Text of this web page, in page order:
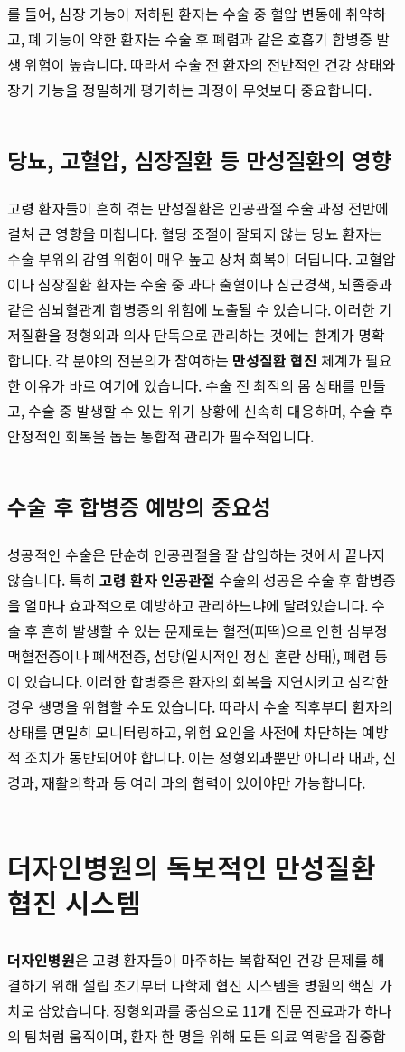
를 들어, 심장 기능이 저하된 환자는 수술 중 혈압 변동에 취약하
고, 폐 기능이 약한 환자는 수술 후 폐렴과 같은 호흡기 합병증 발
생 위험이 높습니다. 따라서 수술 전 환자의 전반적인 건강 상태와
장기 기능을 정밀하게 평가하는 과정이 무엇보다 중요합니다.
당뇨, 고혈압, 심장질환 등 만성질환의 영향
고령 환자들이 흔히 겪는 만성질환은 인공관절 수술 과정 전반에
걸쳐 큰 영향을 미칩니다. 혈당 조절이 잘되지 않는 당뇨 환자는
수술 부위의 감염 위험이 매우 높고 상처 회복이 더딥니다. 고혈압
이나 심장질환 환자는 수술 중 과다 출혈이나 심근경색, 뇌졸중과
같은 심뇌혈관계 합병증의 위험에 노출될 수 있습니다. 이러한 기
저질환을 정형외과 의사 단독으로 관리하는 것에는 한계가 명확
합니다. 각 분야의 전문의가 참여하는 만성질환 협진 체계가 필요
한 이유가 바로 여기에 있습니다. 수술 전 최적의 몸 상태를 만들
고, 수술 중 발생할 수 있는 위기 상황에 신속히 대응하며, 수술 후
안정적인 회복을 돕는 통합적 관리가 필수적입니다.
수술 후 합병증 예방의 중요성
성공적인 수술은 단순히 인공관절을 잘 삽입하는 것에서 끝나지
않습니다. 특히 고령 환자 인공관절 수술의 성공은 수술 후 합병증
을 얼마나 효과적으로 예방하고 관리하느냐에 달려있습니다. 수
술 후 흔히 발생할 수 있는 문제로는 혈전(피떡)으로 인한 심부정
맥혈전증이나 폐색전증, 섬망(일시적인 정신 혼란 상태), 폐렴 등
이 있습니다. 이러한 합병증은 환자의 회복을 지연시키고 심각한
경우 생명을 위협할 수도 있습니다. 따라서 수술 직후부터 환자의
상태를 면밀히 모니터링하고, 위험 요인을 사전에 차단하는 예방
적 조치가 동반되어야 합니다. 이는 정형외과뿐만 아니라 내과, 신
경과, 재활의학과 등 여러 과의 협력이 있어야만 가능합니다.
더자인병원의 독보적인 만성질환
협진 시스템
더자인병원은 고령 환자들이 마주하는 복합적인 건강 문제를 해
결하기 위해 설립 초기부터 다학제 협진 시스템을 병원의 핵심 가
치로 삼았습니다. 정형외과를 중심으로 11개 전문 진료과가 하나
의 팀처럼 움직이며, 환자 한 명을 위해 모든 의료 역량을 집중합